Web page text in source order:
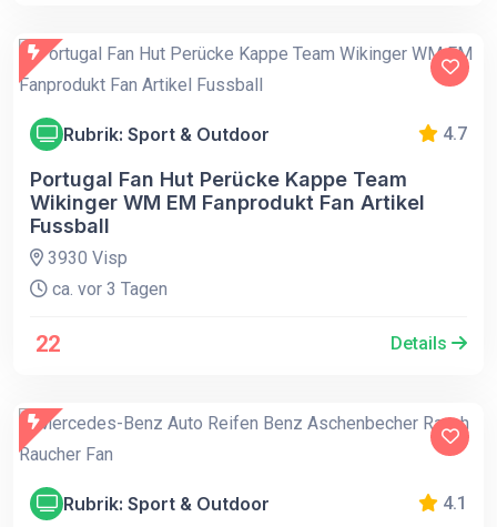
Rubrik: Sport & Outdoor 4.7
Portugal Fan Hut Perücke Kappe Team
Wikinger WM EM Fanprodukt Fan Artikel
Fussball
3930 Visp
ca. vor 3 Tagen
22 Details
Rubrik: Sport & Outdoor 4.1